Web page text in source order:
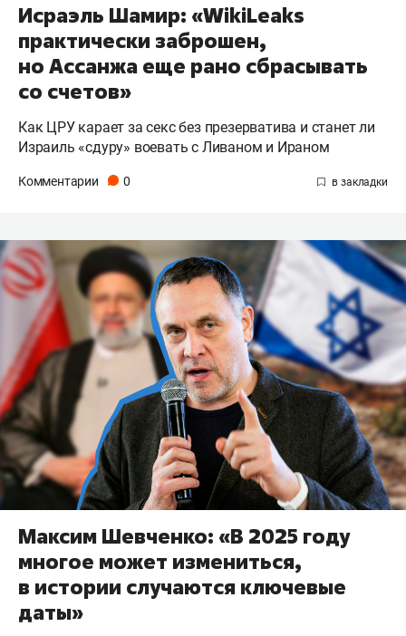
Исраэль Шамир: «WikiLeaks
практически заброшен,
но Ассанжа еще рано сбрасывать
со счетов»
Как ЦРУ карает за секс без презерватива и станет ли
Израиль «сдуру» воевать с Ливаном и Ираном
Комментарии 0
Максим Шевченко: «В 2025 году
многое может измениться,
в истории случаются ключевые
даты»